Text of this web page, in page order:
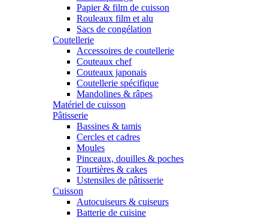
Papier & film de cuisson
Rouleaux film et alu
Sacs de congélation
Coutellerie
Accessoires de coutellerie
Couteaux chef
Couteaux japonais
Coutellerie spécifique
Mandolines & râpes
Matériel de cuisson
Pâtisserie
Bassines & tamis
Cercles et cadres
Moules
Pinceaux, douilles & poches
Tourtières & cakes
Ustensiles de pâtisserie
Cuisson
Autocuiseurs & cuiseurs
Batterie de cuisine